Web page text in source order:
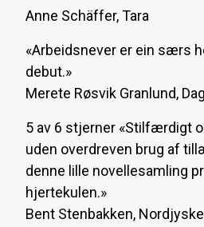
Anne Schäffer, Tara
«Arbeidsnever er ein særs
debut.»
Merete Røsvik Granlund,
5 av 6 stjerner «Stilfærdigt
uden overdreven brug af
denne lille novellesamling
hjertekulen.»
Bent Stenbakken,